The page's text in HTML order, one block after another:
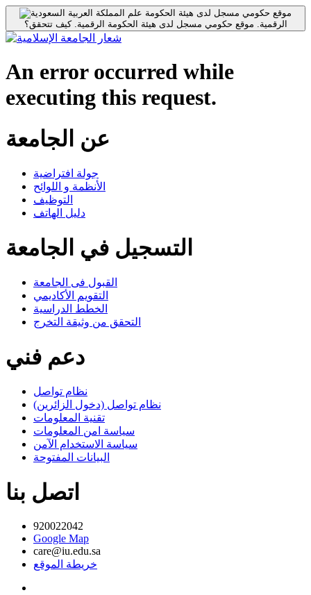
موقع حكومي مسجل لدى هيئة الحكومة
الرقمية. موقع حكومي مسجل لدى هيئة الحكومة الرقمية.كيف تتحقق؟
An error occurred while
executing this request.
عن الجامعة
جولة افتراضية
الأنظمة و اللوائح
التوظيف
دليل الهاتف
التسجيل في الجامعة
القبول فى الجامعة
التقويم الأكاديمي
الخطط الدراسية
التحقق من وثيقة التخرج
دعم فني
نظام تواصل
نظام تواصل (دخول الزائرين)
تقنية المعلومات
سياسة امن المعلومات
سياسة الاستخدام الآمن
البيانات المفتوحة
اتصل بنا
920022042
Google Map
care@iu.edu.sa
خريطة الموقع